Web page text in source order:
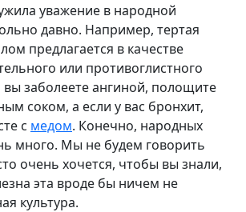
уважение в народной
давно. Например, тертая
предлагается в качестве
или противоглистного
вы заболеете ангиной, полощите
соком, а если у вас бронхит,
с медом. Конечно, народных
много. Мы не будем говорить
очень хочется, чтобы вы знали,
эта вроде бы ничем не
культура.